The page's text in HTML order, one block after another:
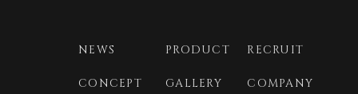
2025年7月
NEWS
CONCEPT
PRODUCT
GALLERY
RECRUIT
COMPANY